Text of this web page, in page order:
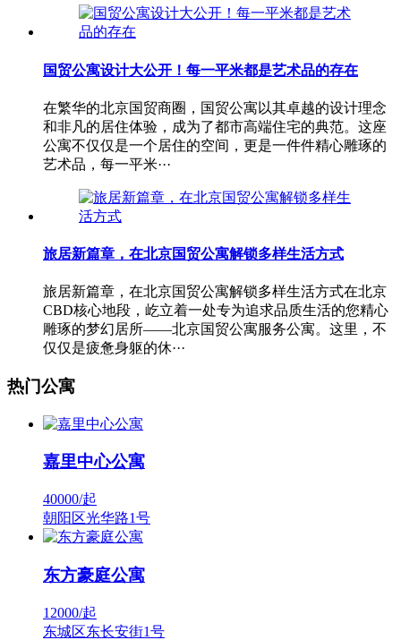
国贸公寓设计大公开！每一平米都是艺术品的存在
在繁华的北京国贸商圈，国贸公寓以其卓越的设计理念
和非凡的居住体验，成为了都市高端住宅的典范。这座
公寓不仅仅是一个居住的空间，更是一件件精心雕琢的
艺术品，每一平米···
旅居新篇章，在北京国贸公寓解锁多样生活方式
旅居新篇章，在北京国贸公寓解锁多样生活方式在北京
CBD核心地段，屹立着一处专为追求品质生活的您精心
雕琢的梦幻居所——北京国贸公寓服务公寓。这里，不
仅仅是疲惫身躯的休···
热门公寓
嘉里中心公寓
40000/起
朝阳区光华路1号
东方豪庭公寓
12000/起
东城区东长安街1号